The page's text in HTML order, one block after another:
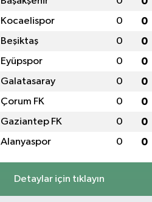
Kocaelispor 0 0
Beşiktaş 0 0
Eyüpspor 0 0
Galatasaray 0 0
Çorum FK 0 0
Gaziantep FK 0 0
Alanyaspor 0 0
Detaylar için tıklayın